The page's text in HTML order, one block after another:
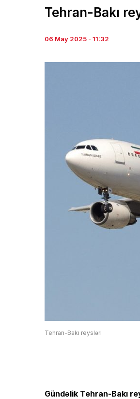
Tehran-Bakı
06 May 2025 - 11:32
Tehran-Bakı reysləri
Gündəlik Tehran-Bakı